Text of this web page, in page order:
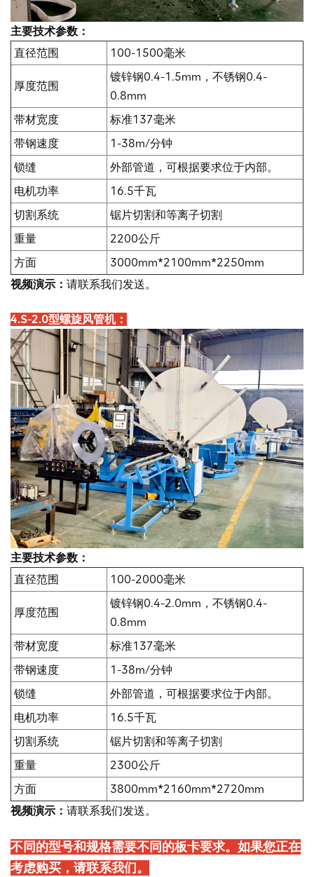
主要技术参数：
直径范围
100-1500毫米
厚度范围
镀锌钢0.4-1.5mm，不锈钢0.4-
0.8mm
带材宽度
标准137毫米
带钢速度
1-38m/分钟
锁缝
外部管道，可根据要求位于内部。
电机功率
16.5千瓦
切割系统
锯片切割和等离子切割
重量
2200公斤
方面
3000mm*2100mm*2250mm
视频演示： 请联系我们发送。
4.S-2.0型螺旋风管机：
主要技术参数：
直径范围
100-2000毫米
厚度范围
镀锌钢0.4-2.0mm，不锈钢0.4-
0.8mm
带材宽度
标准137毫米
带钢速度
1-38m/分钟
锁缝
外部管道，可根据要求位于内部。
电机功率
16.5千瓦
切割系统
锯片切割和等离子切割
重量
2300公斤
方面
3800mm*2160mm*2720mm
视频演示： 请联系我们发送。
不同的型号和规格需要不同的板卡要求。如果您正在
考虑购买，请联系我们。